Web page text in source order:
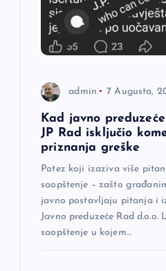
admin 7 Augusta,
Kad javno
JP Rad isključio
priznanja greške
Potez koji izaziva više
saopštenje – zašto
javno postavljaju pitanja i
Javno preduzeće Rad
saopštenje u kojem…